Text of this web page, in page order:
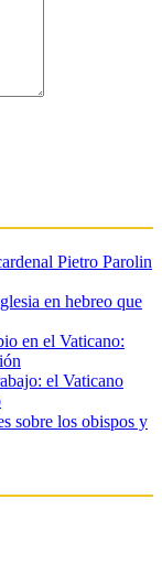
Pietro Parolin
en hebreo que
en el Vaticano:
el Vaticano
sobre los obispos y